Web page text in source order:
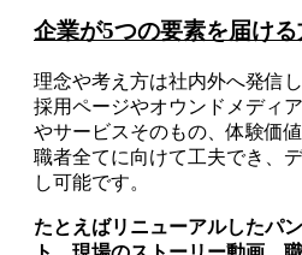
企業が5つの要素を届け
理念や考え方は社内外へ発信
採用ページやオウンドメディ
やサービスそのもの、体験価
職者全てに向けて工夫でき、
し可能です。
たとえばリニューアルしたパ